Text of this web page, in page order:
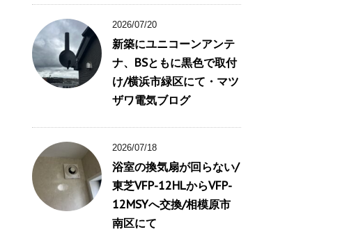
2026/07/20
新築にユニコーンアンテ
ナ、BSともに黒色で取付
け/横浜市緑区にて・マツ
ザワ電気ブログ
2026/07/18
浴室の換気扇が回らない/
東芝VFP-12HLからVFP-
12MSYへ交換/相模原市
南区にて